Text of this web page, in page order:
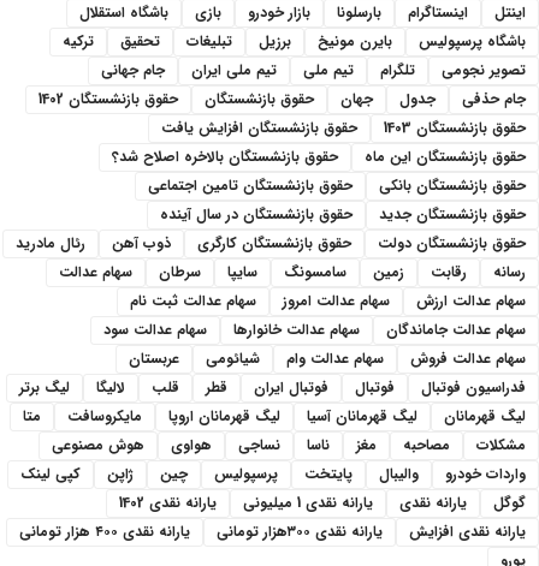
اینتل
اینستاگرام بارسلونا بازار خودرو بازی
باشگاه استقلال
باشگاه پرسپولیس
بایرن مونیخ برزیل تبلیغات تحقیق
ترکیه
تصویر نجومی
تلگرام تیم ملی تیم ملی ایران
جام جهانی
جام حذفی
جدول جهان حقوق بازنشستگان
حقوق بازنشستگان 1402
حقوق بازنشستگان 1403
حقوق بازنشستگان افزایش یافت
حقوق بازنشستگان این ماه
حقوق بازنشستگان بالاخره اصلاح شد؟
حقوق بازنشستگان بانکی
حقوق بازنشستگان تامین اجتماعی
حقوق بازنشستگان جدید
حقوق بازنشستگان در سال آینده
حقوق بازنشستگان دولت
حقوق بازنشستگان کارگری ذوب آهن
رئال مادرید
رسانه
رقابت زمین سامسونگ سایپا سرطان
سهام عدالت
سهام عدالت ارزش
سهام عدالت امروز
سهام عدالت ثبت نام
سهام عدالت جاماندگان
سهام عدالت خانوارها
سهام عدالت سود
سهام عدالت فروش
سهام عدالت وام شیائومی
عربستان
فدراسیون فوتبال
فوتبال فوتبال ایران قطر قلب لالیگا
لیگ برتر
لیگ قهرمانان
لیگ قهرمانان آسیا لیگ قهرمانان اروپا مایکروسافت
متا
مشکلات
مصاحبه مغز ناسا نساجی هواوی
هوش مصنوعی
واردات خودرو
والیبال پایتخت پرسپولیس چین ژاپن
کپی لینک
گوگل
یارانه نقدی یارانه نقدی 1 میلیونی
یارانه نقدی 1402
یارانه نقدی افزایش
یارانه نقدی ۳۰۰هزار تومانی
یارانه نقدی ۴۰۰ هزار تومانی
یورو